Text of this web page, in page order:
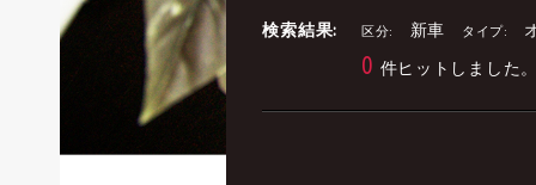
検索結果: 区分: 新車 タイプ:
0 件ヒットしました。